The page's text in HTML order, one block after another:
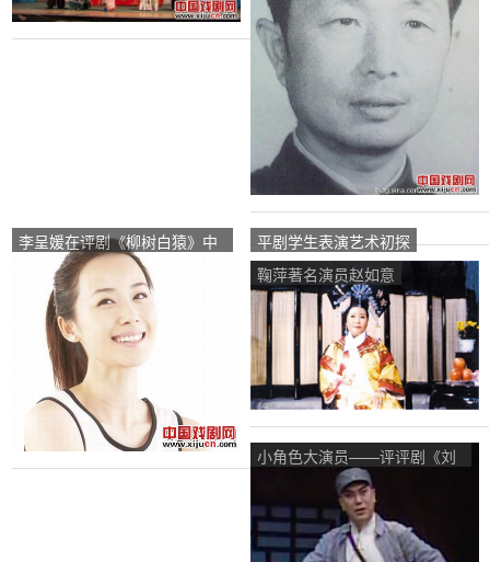
李呈媛在评剧《柳树白猿》中
努力工作
平剧学生表演艺术初探
鞠萍著名演员赵如意
小角色大演员——评评剧《刘
胡兰》中路畅的演唱风格